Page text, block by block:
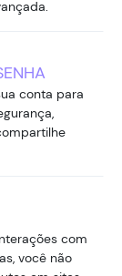
conta para
com
você não